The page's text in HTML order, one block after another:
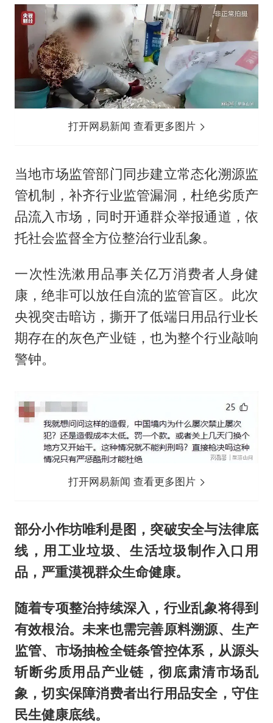
打开网易新闻 查看更多图片
当地市场监管部门同步建立常态化溯源监
管机制，补齐行业监管漏洞，杜绝劣质产
品流入市场，同时开通群众举报通道，依
托社会监督全方位整治行业乱象。
一次性洗漱用品事关亿万消费者人身健
康，绝非可以放任自流的监管盲区。此次
央视突击暗访，撕开了低端日用品行业长
期存在的灰色产业链，也为整个行业敲响
警钟。
打开网易新闻 查看更多图片
部分小作坊唯利是图，突破安全与法律底
线，用工业垃圾、生活垃圾制作入口用
品，严重漠视群众生命健康。
随着专项整治持续深入，行业乱象将得到
有效根治。未来也需完善原料溯源、生产
监管、市场抽检全链条管控体系，从源头
斩断劣质用品产业链，彻底肃清市场乱
象，切实保障消费者出行用品安全，守住
民生健康底线。